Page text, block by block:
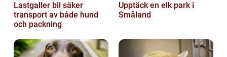
Lastgaller bil säker
transport av både hund
och packning
Upptäck en elk park i
Småland